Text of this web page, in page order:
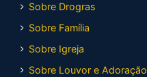
Sobre Drogras
Sobre Família
Sobre Igreja
Sobre Louvor e Adoração